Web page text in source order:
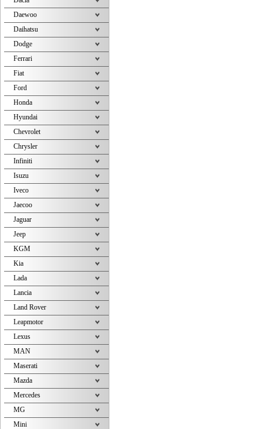
Daewoo
Daihatsu
Dodge
Ferrari
Fiat
Ford
Honda
Hyundai
Chevrolet
Chrysler
Infiniti
Isuzu
Iveco
Jaecoo
Jaguar
Jeep
KGM
Kia
Lada
Lancia
Land Rover
Leapmotor
Lexus
MAN
Maserati
Mazda
Mercedes
MG
Mini